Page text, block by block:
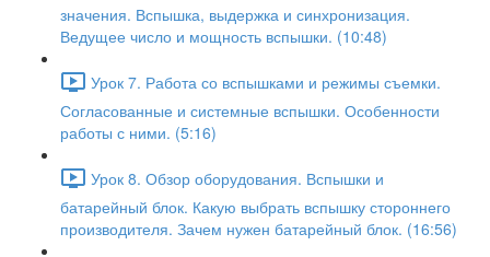
значения. Вспышка, выдержка и синхронизация.
Ведущее число и мощность вспышки. (10:48)
Урок 7. Работа со вспышками и режимы съемки.
Согласованные и системные вспышки. Особенности
работы с ними. (5:16)
Урок 8. Обзор оборудования. Вспышки и
батарейный блок. Какую выбрать вспышку стороннего
производителя. Зачем нужен батарейный блок. (16:56)